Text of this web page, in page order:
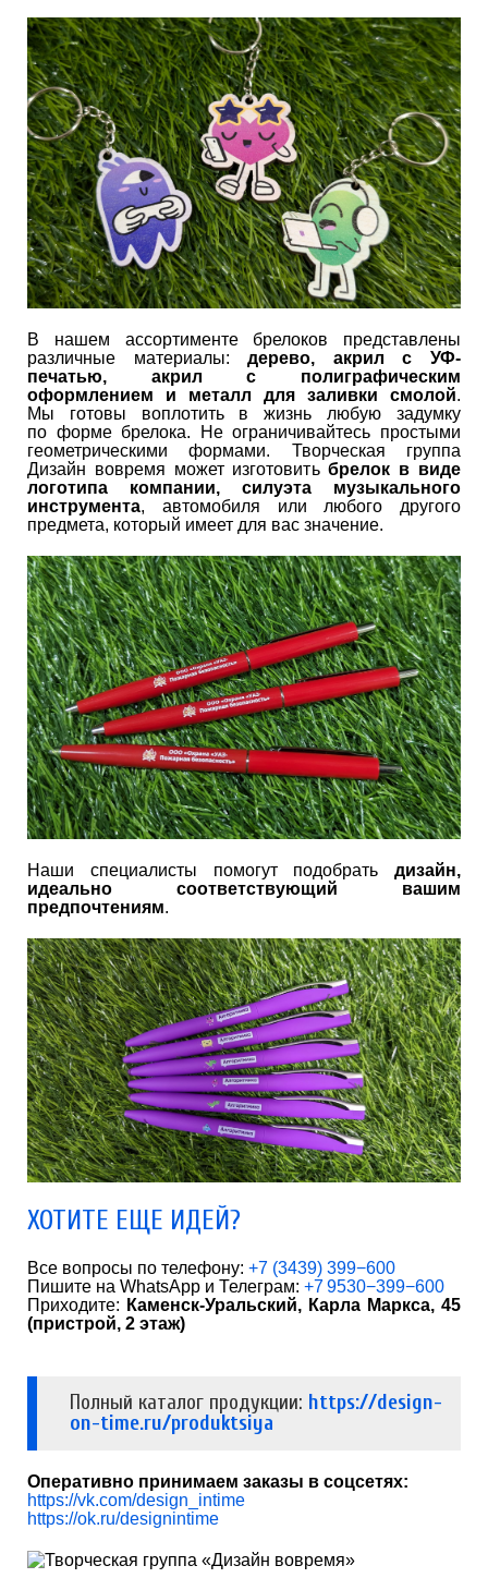
В нашем ассортименте брелоков представлены
различные материалы:дерево, акрил с УФ-
печатью, акрил с полиграфическим
оформлением и металл для заливки смолой.
Мы готовы воплотить в жизнь любую задумку
по форме брелока. Не ограничивайтесь простыми
геометрическими формами. Творческая группа
Дизайн вовремя может изготовитьбрелок в виде
логотипа компании, силуэта музыкального
инструмента, автомобиля или любого другого
предмета, который имеет для вас значение.
Наши специалисты помогут подобрать дизайн,
идеально соответствующий вашим
предпочтениям.
ХОТИТЕ ЕЩЕ ИДЕЙ?
Все вопросы по телефону: +7 (3439) 399−600
Пишите на WhatsApp и Телеграм: +7 9530−399−600
Приходите: Каменск-Уральский, Карла Маркса, 45
(пристрой, 2 этаж)
Полный каталог продукции: https://design-
on-time.ru/produktsiya
Оперативно принимаем заказы в соцсетях:
https://vk.com/design_intime
https://ok.ru/designintime